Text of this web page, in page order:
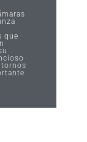
que